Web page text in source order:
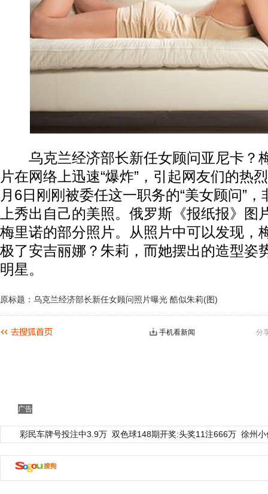
乌克兰经济部长新任女顾问亚尼卡？
片在网络上迅速“爆炸”，引起网友们的热
月6日刚刚被委任这一职务的“美女顾问”
上秀出自己的美照。俄罗斯《报纸报》图
梅里诺的部分照片。从照片中可以发现，
极了安吉丽娜？朱莉，而她摆出的造型姿
明星。
原标题：乌克兰经济部长新任女顾问照片曝光 酷似朱莉(图)
分
手机看新闻
广告
彩民车牌号投注中3.9万 双色球148期开奖:头奖11注666万 徐州